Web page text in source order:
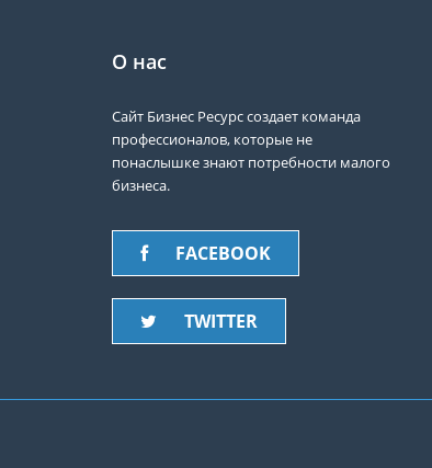
О нас
Сайт Бизнес Ресурс создает команда
профессионалов, которые не
понаслышке знают потребности малого
бизнеса.
FACEBOOK
TWITTER